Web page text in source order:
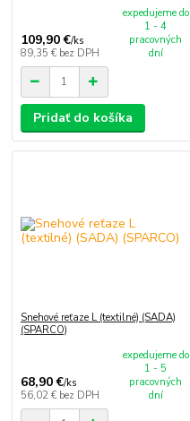
109,90 €/ks
89,35 € bez DPH
expedujeme do
1 - 4
pracovných
dní
Pridať do košíka
Snehové reťaze L (textilné) (SADA)
(SPARCO)
68,90 €/ks
56,02 € bez DPH
expedujeme do
1 - 5
pracovných
dní